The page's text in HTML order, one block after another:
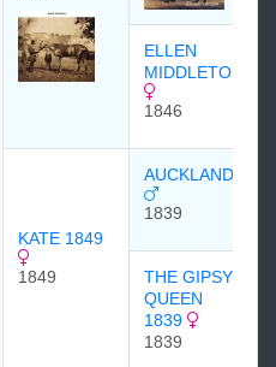
ELLEN
MIDDLETON
1846
KATE 1849
1849
AUCKLAND
1839
THE GIPSY
QUEEN
1839
1839